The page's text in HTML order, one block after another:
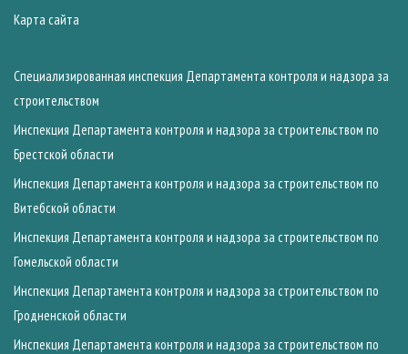
Карта сайта
Специализированная инспекция Департамента контроля и надзора за
строительством
Инспекция Департамента контроля и надзора за строительством по
Брестской области
Инспекция Департамента контроля и надзора за строительством по
Витебской области
Инспекция Департамента контроля и надзора за строительством по
Гомельской области
Инспекция Департамента контроля и надзора за строительством по
Гродненской области
Инспекция Департамента контроля и надзора за строительством по